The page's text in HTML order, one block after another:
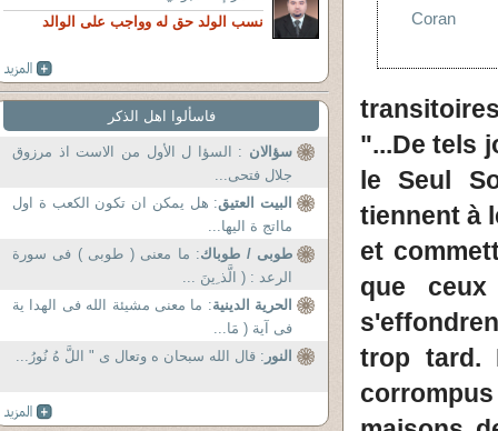
Coran
"...De tels
le Seul
tiennent à
et
que
trop tard.
نسب الولد حق له وواجب على الوالد
فاسألوا اهل الذكر
سؤالان : السؤا ل الأول من الاست اذ مرزوق
جلال فتحى...
البيت العتيق: هل يمكن ان تكون الكعب ة اول
مااتج ة اليها...
طوبى / طوباك: ما معنى ( طوبى ) فى سورة
الرعد : ( الَّذ ِينَ ...
الحرية الدينية: ما معنى مشيئة الله فى الهدا ية
فى آية ( مَا...
النور : قال الله سبحان ه وتعال ى " اللَّ هُ نُورُ...